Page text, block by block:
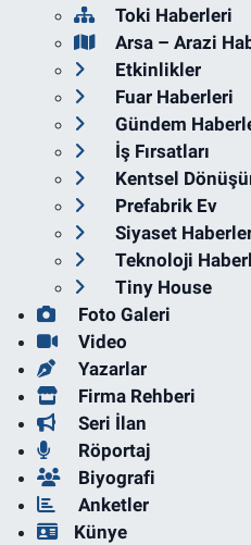
Toki Haberleri
Arsa – Arazi
Etkinlikler
Fuar Haberleri
Gündem
İş Fırsatları
Kentsel
Prefabrik Ev
Siyaset
Teknoloji
Tiny House
Foto Galeri
Video
Yazarlar
Firma Rehberi
Seri İlan
Röportaj
Biyografi
Anketler
Künye